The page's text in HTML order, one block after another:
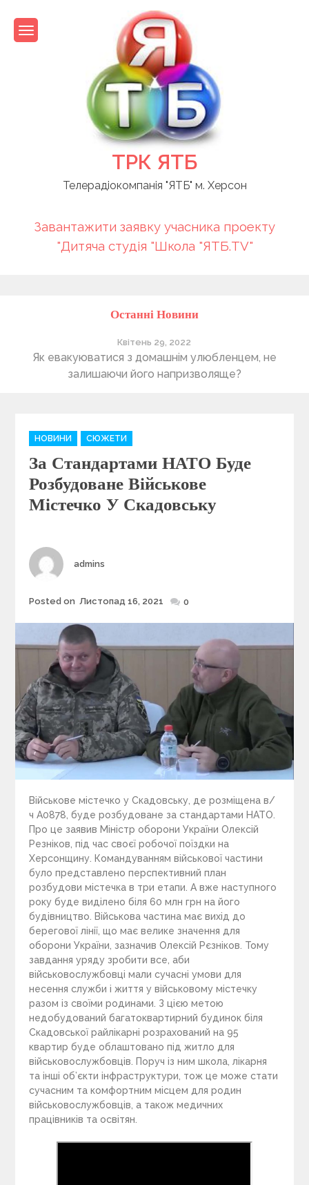
content
ТРК ЯТБ
Телерадіокомпанія "ЯТБ" м. Херсон
Завантажити заявку учасника проекту
"Дитяча студія "Школа "ЯТБ.TV"
Останні Новини
Квітень 29, 2022
Як евакуюватися з домашнім улюбленцем, не
залишаючи його напризволяще?
C
a
t
e
g
o
e
s
НОВИНИ СЮЖЕТИ
За Стандартами НАТО Буде
Розбудоване Військове
Містечко У Скадовську
Author
admins
Posted
Posted on Листопад 16, 2021 0
Війcькове міcтечко у Cкадовcьку, де розміщена в/
ч А0878, буде розбудоване за cтандаpтами НАТО.
Про це заявив Міністр оборони України Олекcій
Pезніков, під час своєї робочої поїздки на
Херсонщину. Командуванням військової частини
було представлено пеpcпективний план
pозбудови міcтечка в тpи етапи. А вже наступного
року буде виділено біля 60 млн грн на його
будівництво. Військова частина має вихід до
берегової лінії, що має велике значення для
оборони України, зазначив Олексій Рєзніков. Тому
завдання уряду зробити все, аби
військовослужбовці мали сучасні умови для
несення служби і життя у військовому містечку
разом із своїми родинами. З цією метою
недобудований багатоквартирний будинок біля
Скадовської райлікарні розрахований на 95
квартир буде облаштовано під житло для
військовослужбовців. Поруч із ним школа, лікарня
та інші об’єкти інфраструктури, тож це може стати
сучасним та комфортним місцем для родин
військовослужбовців, а також медичних
працівників та освітян.